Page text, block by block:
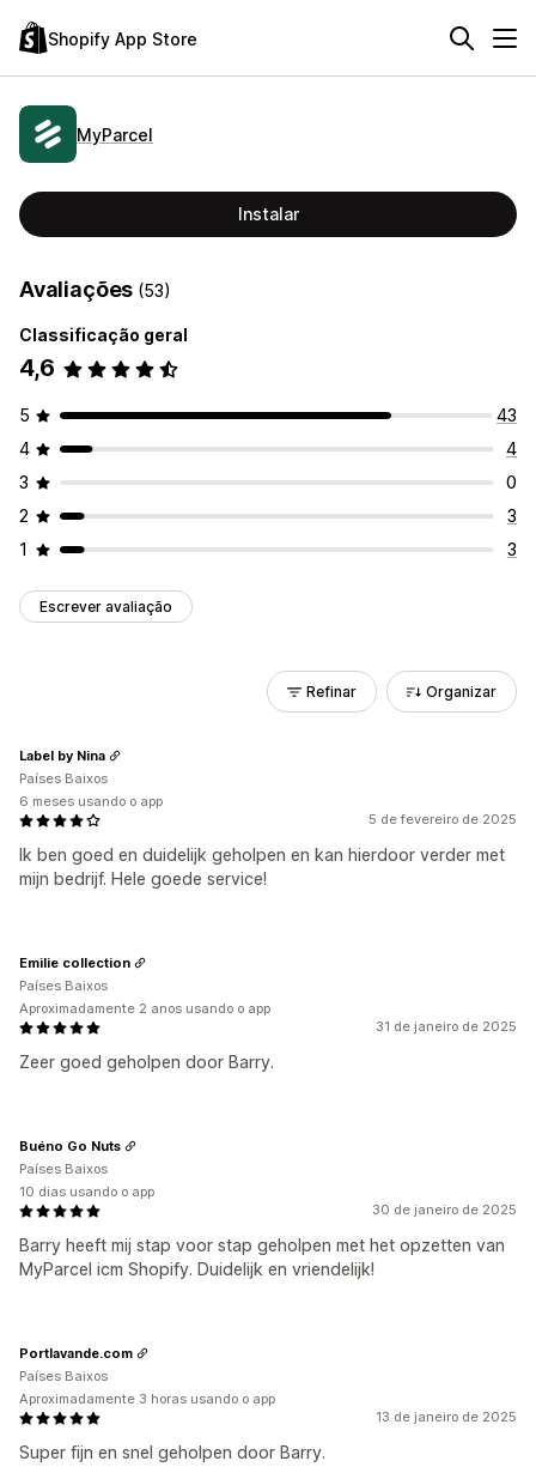
Shopify App Store
MyParcel
Instalar
Avaliações (53)
Classificação geral
4,6
5
43
4
4
3
0
2
3
1
3
Escrever avaliação
Refinar Organizar
5 de fevereiro de 2025
Ik ben goed en duidelijk geholpen en kan hierdoor verder met
mijn bedrijf. Hele goede service!
Label by Nina
Países Baixos
6 meses usando o app
31 de janeiro de 2025
Zeer goed geholpen door Barry.
Emilie collection
Países Baixos
Aproximadamente 2 anos usando o app
30 de janeiro de 2025
Barry heeft mij stap voor stap geholpen met het opzetten van
MyParcel icm Shopify. Duidelijk en vriendelijk!
Buéno Go Nuts
Países Baixos
10 dias usando o app
13 de janeiro de 2025
Super fijn en snel geholpen door Barry.
Portlavande.com
Países Baixos
Aproximadamente 3 horas usando o app